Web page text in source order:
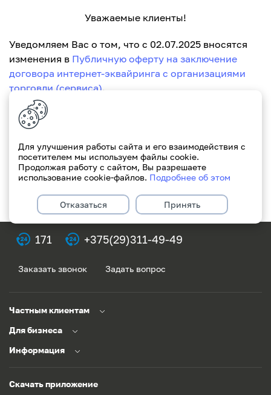
Уважаемые клиенты!
Уведомляем Вас о том, что с 02.07.2025 вносятся
изменения в Публичную оферту на заключение
договора интернет-эквайринга с организациями
торговли (сервиса).
С уважением, Paritetbank
171 +375(29)311-49-49
Заказать звонок Задать вопрос
Частным клиентам
Для бизнеса
Информация
Скачать приложение
Для улучшения работы сайта и его взаимодействия с
посетителем мы используем файлы cookie.
Продолжая работу с сайтом, Вы разрешаете
использование cookie-файлов. Подробнее об этом
Отказаться Принять